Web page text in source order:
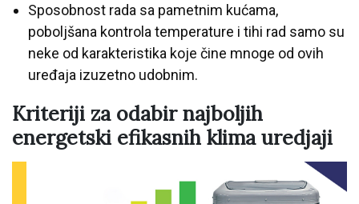
Sposobnost rada sa pametnim kućama,
poboljšana kontrola temperature i tihi rad samo su
neke od karakteristika koje čine mnoge od ovih
uređaja izuzetno udobnim.
Kriteriji za odabir najboljih
energetski efikasnih klima uredjaji